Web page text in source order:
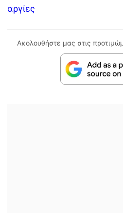
αργίες
Ακολουθήστε μας στις